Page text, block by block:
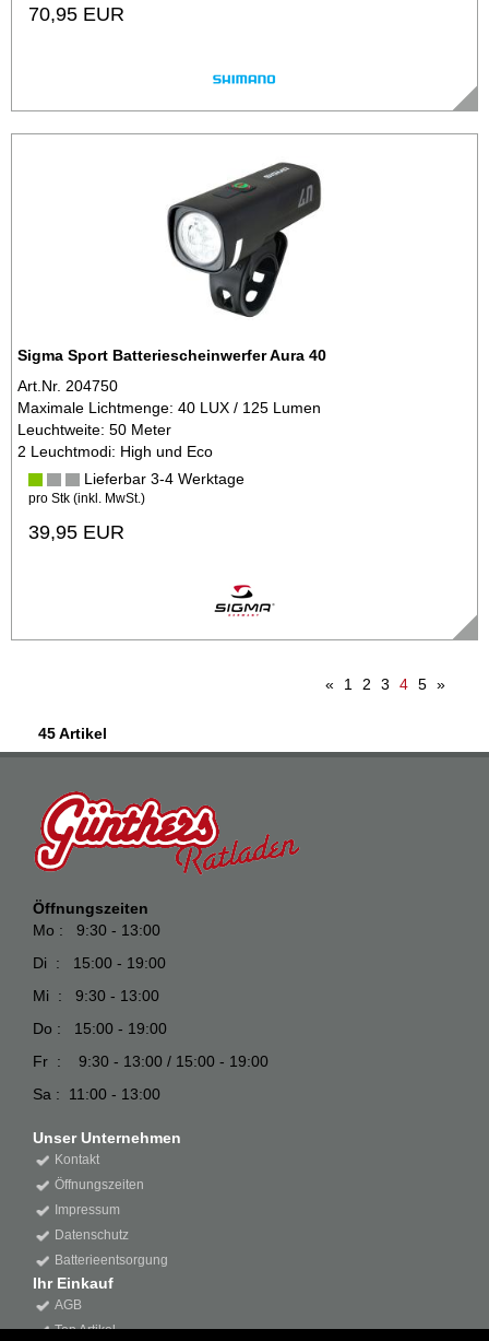
70,95 EUR
Sigma Sport Batteriescheinwerfer Aura 40
Art.Nr. 204750
Maximale Lichtmenge: 40 LUX / 125 Lumen
Leuchtweite: 50 Meter
2 Leuchtmodi: High und Eco
Lieferbar 3-4 Werktage
pro Stk (inkl. MwSt.)
39,95 EUR
« 1 2 3 4 5 »
45 Artikel
Öffnungszeiten
Mo : 9:30 - 13:00
Di : 15:00 - 19:00
Mi : 9:30 - 13:00
Do : 15:00 - 19:00
Fr : 9:30 - 13:00 / 15:00 - 19:00
Sa : 11:00 - 13:00
Unser Unternehmen
Kontakt
Öffnungszeiten
Impressum
Datenschutz
Batterieentsorgung
Ihr Einkauf
AGB
Top Artikel